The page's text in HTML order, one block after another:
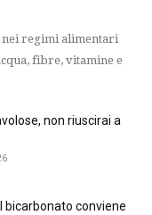
regimi alimentari
fibre, vitamine e
non riuscirai a
bicarbonato conviene